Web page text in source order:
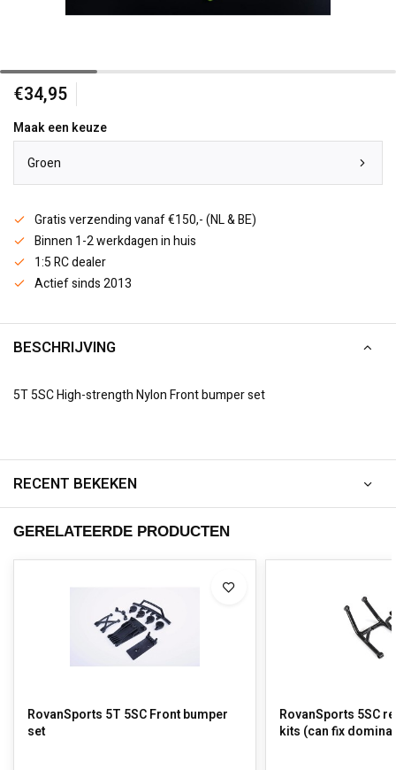
€34,95
Maak een keuze
Groen
Gratis verzending vanaf €150,- (NL & BE)
Binnen 1-2 werkdagen in huis
1:5 RC dealer
Actief sinds 2013
BESCHRIJVING
5T 5SC High-strength Nylon Front bumper set
RECENT BEKEKEN
GERELATEERDE PRODUCTEN
RovanSports 5T 5SC Front bumper
set
RovanSports 5SC
kits (can fix